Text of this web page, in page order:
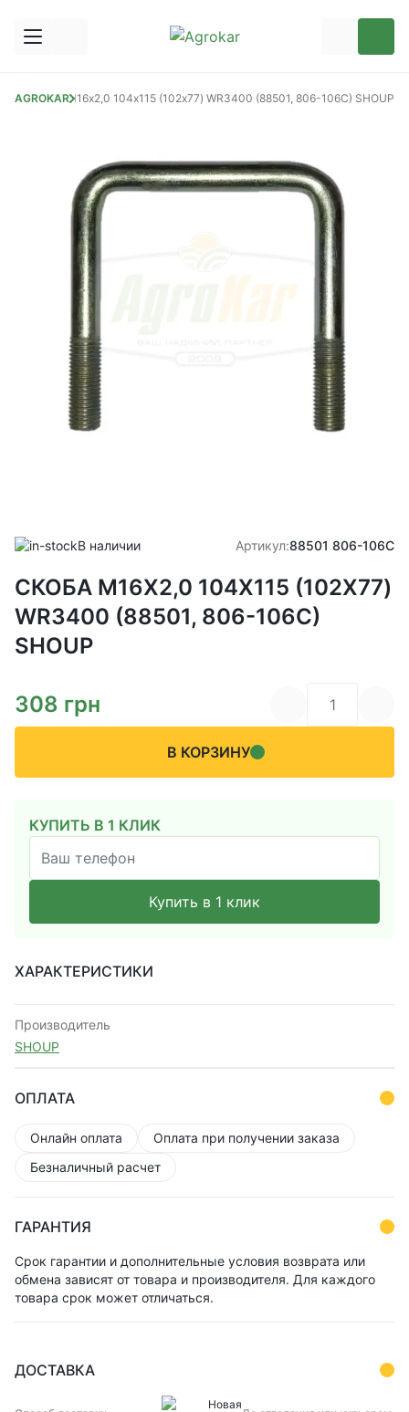
AGROKAR
Скоба М16х2,0 104х115 (102x77) WR3400 (88501, 806-106C) SHOUP
В наличии Артикул:88501 806-106C
СКОБА М16Х2,0 104Х115 (102X77)
WR3400 (88501, 806-106C)
SHOUP
308 грн
В КОРЗИНУ
КУПИТЬ В 1 КЛИК
Купить в 1 клик
ХАРАКТЕРИСТИКИ
Производитель
SHOUP
ОПЛАТА
Онлайн оплата
Оплата при получении заказа
Безналичный расчет
ГАРАНТИЯ
Срок гарантии и дополнительные условия возврата или
обмена зависят от товара и производителя. Для каждого
товара срок может отличаться.
ДОСТАВКА